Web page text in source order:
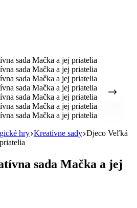
hry Kreatívne sady Djeco Veľká
sada Mačka a jej